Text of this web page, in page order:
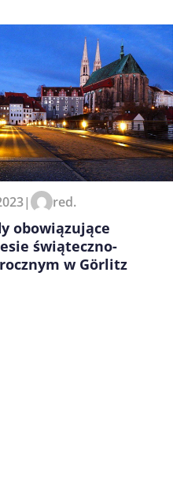
podczas pisania
| red.
obowiązujące
świąteczno-
w Görlitz